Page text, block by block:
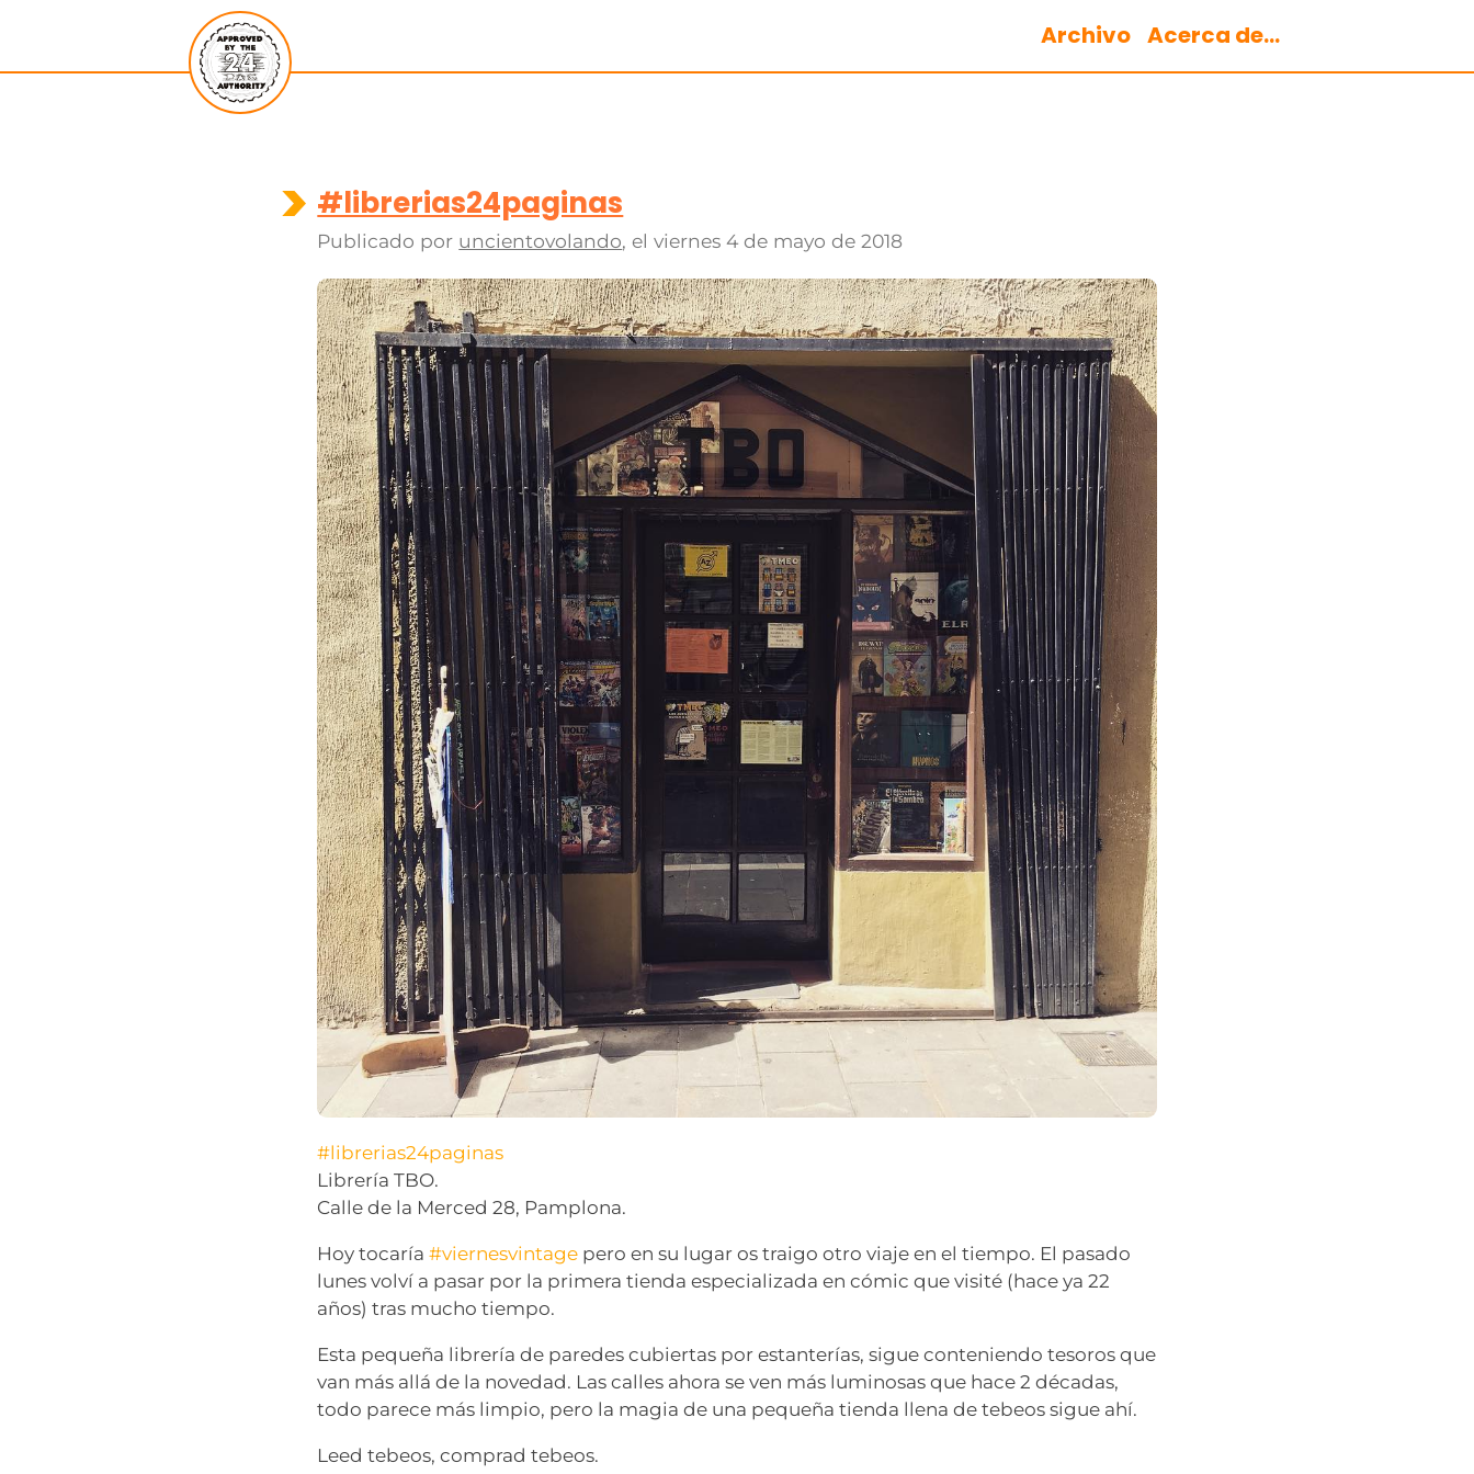
Archivo Acerca de...
#librerias24paginas
Publicado por uncientovolando, elviernes 4 de mayo de 2018
#librerias24paginas
Librería TBO.
Calle de la Merced 28, Pamplona.
Hoy tocaría#viernesvintage pero en su lugar os traigo otro viaje en el tiempo. El pasado
lunes volví a pasar por la primera tienda especializada en cómic que visité (hace ya 22
años) tras mucho tiempo.
Esta pequeña librería de paredes cubiertas por estanterías, sigue conteniendo tesoros que
van más allá de la novedad. Las calles ahora se ven más luminosas que hace 2 décadas,
todo parece más limpio, pero la magia de una pequeña tienda llena de tebeos sigue ahí.
Leed tebeos, comprad tebeos.